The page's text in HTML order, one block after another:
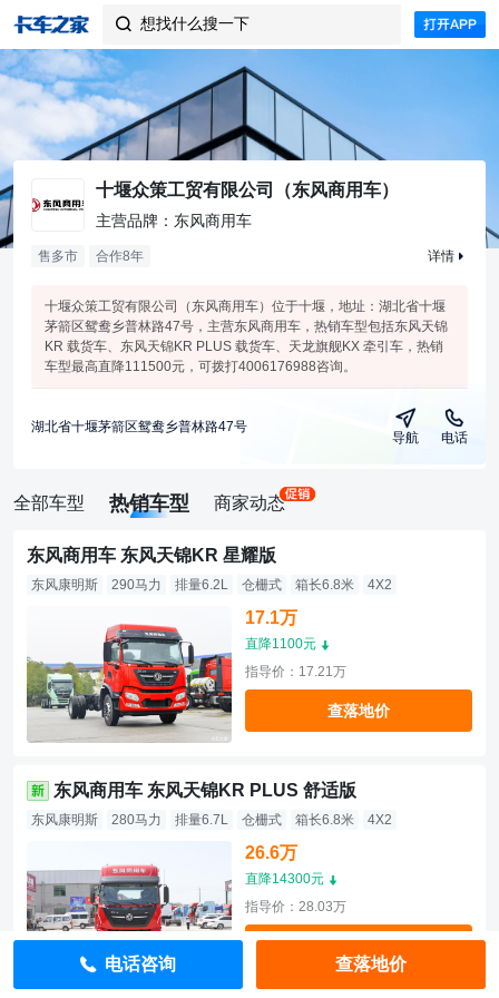
 想找什么搜一下
十堰众策工贸有限公司（东风商用车）
主营品牌：东风商用车
售多市 合作8年 详情
十堰众策工贸有限公司（东风商用车）位于十堰，地址：湖北省十堰
茅箭区鸳鸯乡普林路47号，主营东风商用车，热销车型包括东风天锦
KR 载货车、东风天锦KR PLUS 载货车、天龙旗舰KX 牵引车，热销
车型最高直降111500元，可拨打4006176988咨询。
湖北省十堰茅箭区鸳鸯乡普林路47号
导航 电话
全部车型 热销车型 商家动态
东风商用车 东风天锦KR 星耀版
东风康明斯 290马力 排量6.2L 仓栅式 箱长6.8米 4X2
17.1万
直降1100元
指导价：17.21万
查落地价
东风商用车 东风天锦KR PLUS 舒适版
东风康明斯 280马力 排量6.7L 仓栅式 箱长6.8米 4X2
26.6万
直降14300元
指导价：28.03万
查落地价
电话咨询 查落地价